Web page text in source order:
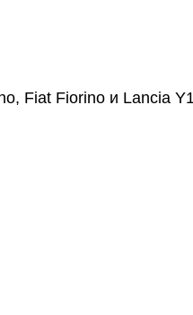
Fiat Fiorino и Lancia